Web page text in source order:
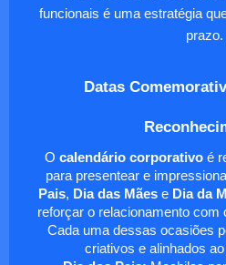
funcionais é uma estratégia
prazo.
Datas
O calendário corporativo é
para presentear e
Pais, Dia das Mãese Dia da
reforçar o relacionamento com
Cada uma dessas ocasiões
criativos e alinhados